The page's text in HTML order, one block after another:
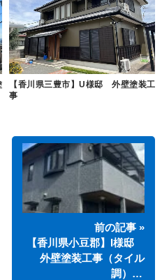
【香川県三豊市】U様邸 外壁塗装工
事
前の記事 »
【香川県小豆郡】I様邸
外壁塗装工事（タイル
調）…